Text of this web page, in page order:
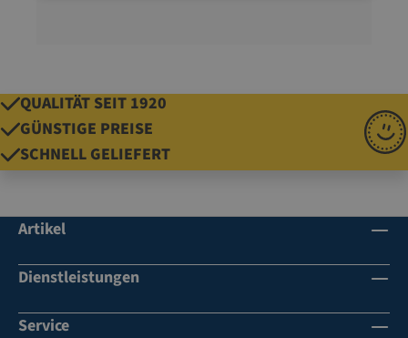
QUALITÄT SEIT 1920
GÜNSTIGE PREISE
SCHNELL GELIEFERT
Artikel
Dienstleistungen
Service